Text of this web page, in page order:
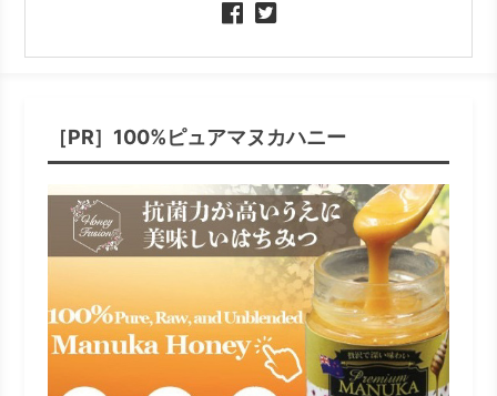
［PR］100%ピュアマヌカハニー